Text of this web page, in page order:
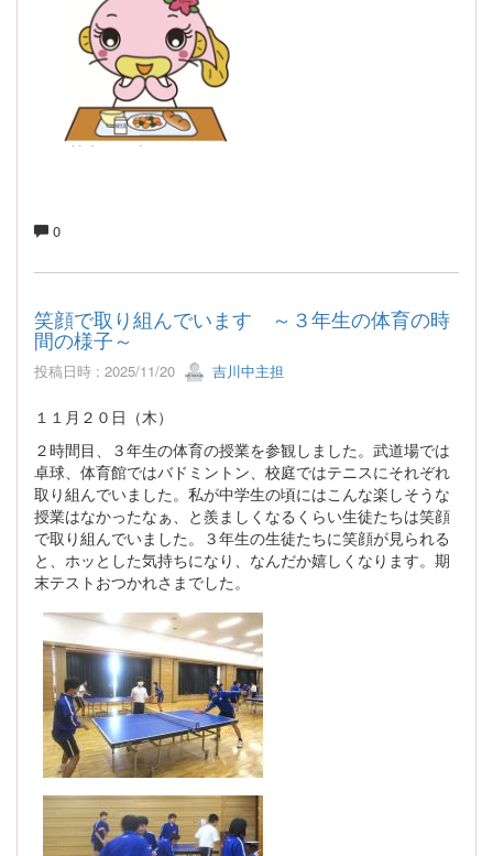
0
笑顔で取り組んでいます ～３年生の体育の時
間の様子～
投稿日時 : 2025/11/20 吉川中主担
１１月２０日（木）
２時間目、３年生の体育の授業を参観しました。武道場では
卓球、体育館ではバドミントン、校庭ではテニスにそれぞれ
取り組んでいました。私が中学生の頃にはこんな楽しそうな
授業はなかったなぁ、と羨ましくなるくらい生徒たちは笑顔
で取り組んでいました。３年生の生徒たちに笑顔が見られる
と、ホッとした気持ちになり、なんだか嬉しくなります。期
末テストおつかれさまでした。